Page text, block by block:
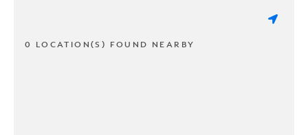
0 LOCATION(S) FOUND NEARBY